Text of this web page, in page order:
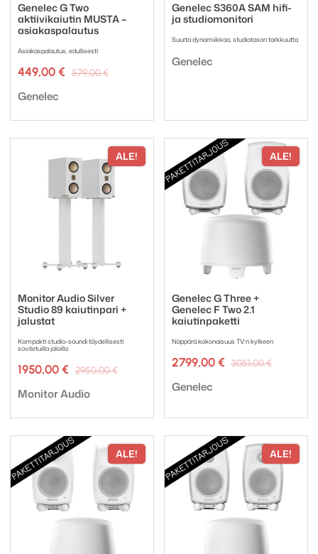
Genelec G Two
aktiivikaiutin MUSTA –
asiakaspalautus
Asiakaspalautus, edullisesti
579,00€Alkuperäinen
449,00 €
Nykyinen
Tuotemerkki:
Genelec
Genelec S360A SAM hifi-
ja studiomonitori
Suurta dynamiikkaa, studiotason tarkkuutta
Tuotemerkki:
Genelec
ALE!
Monitor Audio Silver
Studio 89 kaiutinpari +
jalustat
Kompakti studio-soundi täydellisesti
sovitetuilla jaloilla
2950,00€Alkuperäinen
1950,00 €
Nykyinen
Tuotemerkki:
Monitor Audio
ALE!
Genelec G Three +
Genelec F Two 2.1
kaiutinpaketti
Näppärä kokonaisuus TV:n kylkeen
3051,00€
2799,00 €
Tuotemerkki:
Genelec
ALE! ALE!